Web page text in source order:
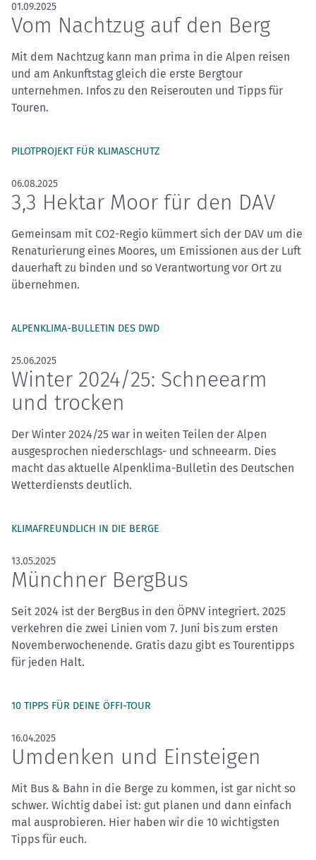
01.09.2025
Vom Nachtzug auf den Berg
Mit dem Nachtzug kann man prima in die Alpen reisen
und am Ankunftstag gleich die erste Bergtour
unternehmen. Infos zu den Reiserouten und Tipps für
Touren.
PILOTPROJEKT FÜR KLIMASCHUTZ
06.08.2025
3,3 Hektar Moor für den DAV
Gemeinsam mit CO2-Regio kümmert sich der DAV um die
Renaturierung eines Moores, um Emissionen aus der Luft
dauerhaft zu binden und so Verantwortung vor Ort zu
übernehmen.
ALPENKLIMA-BULLETIN DES DWD
25.06.2025
Winter 2024/25: Schneearm
und trocken
Der Winter 2024/25 war in weiten Teilen der Alpen
ausgesprochen niederschlags- und schneearm. Dies
macht das aktuelle Alpenklima-Bulletin des Deutschen
Wetterdiensts deutlich.
KLIMAFREUNDLICH IN DIE BERGE
13.05.2025
Münchner BergBus
Seit 2024 ist der BergBus in den ÖPNV integriert. 2025
verkehren die zwei Linien vom 7. Juni bis zum ersten
Novemberwochenende. Gratis dazu gibt es Tourentipps
für jeden Halt.
10 TIPPS FÜR DEINE ÖFFI-TOUR
16.04.2025
Umdenken und Einsteigen
Mit Bus & Bahn in die Berge zu kommen, ist gar nicht so
schwer. Wichtig dabei ist: gut planen und dann einfach
mal ausprobieren. Hier haben wir die 10 wichtigsten
Tipps für euch.